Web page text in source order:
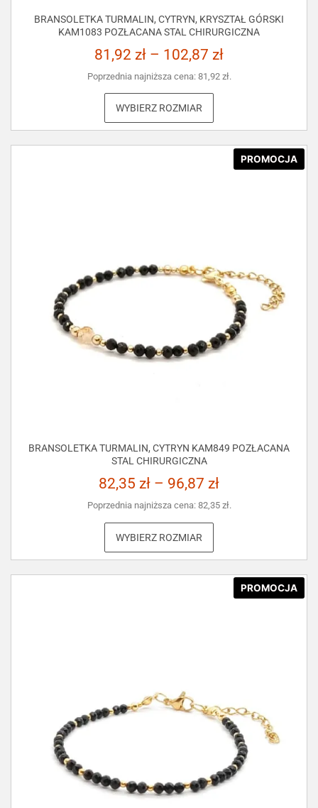
BRANSOLETKA TURMALIN, CYTRYN, KRYSZTAŁ GÓRSKI
KAM1083 POZŁACANA STAL CHIRURGICZNA
81,92 zł – 102,87 zł
Poprzednia najniższa cena: 81,92 zł.
WYBIERZ ROZMIAR
PROMOCJA
BRANSOLETKA TURMALIN, CYTRYN KAM849 POZŁACANA
STAL CHIRURGICZNA
82,35 zł – 96,87 zł
Poprzednia najniższa cena: 82,35 zł.
WYBIERZ ROZMIAR
PROMOCJA